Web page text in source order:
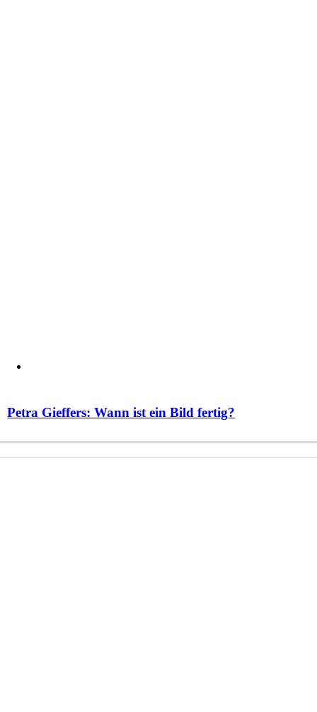
Petra Gieffers: Wann ist ein Bild fertig?